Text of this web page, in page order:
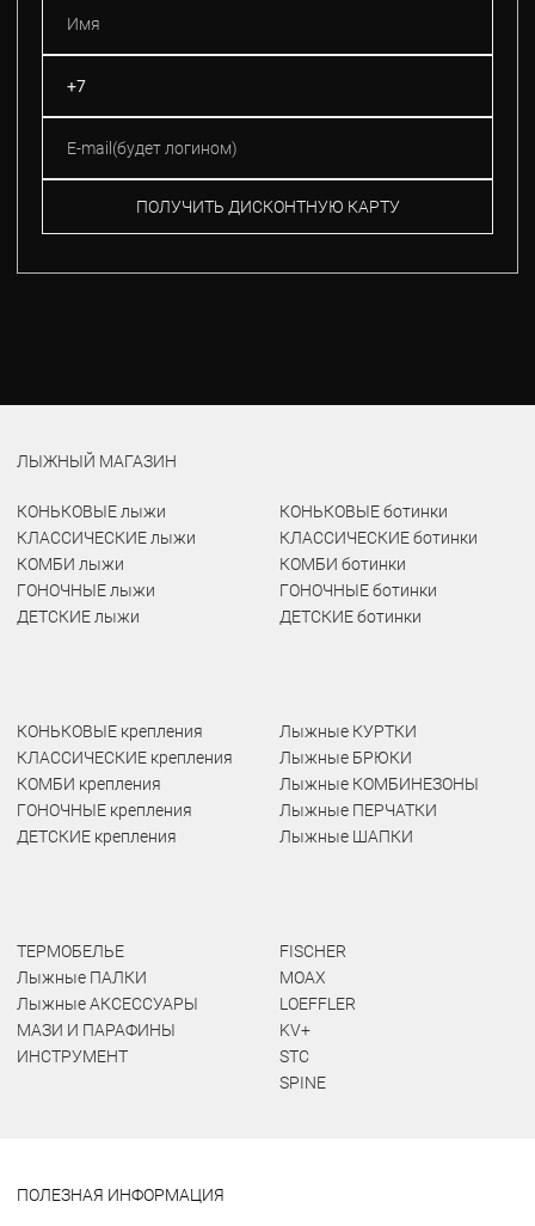
ПОЛУЧИТЬ ДИСКОНТНУЮ КАРТУ
ЛЫЖНЫЙ МАГАЗИН
КОНЬКОВЫЕ лыжи
КЛАССИЧЕСКИЕ лыжи
КОМБИ лыжи
ГОНОЧНЫЕ лыжи
ДЕТСКИЕ лыжи
КОНЬКОВЫЕ ботинки
КЛАССИЧЕСКИЕ ботинки
КОМБИ ботинки
ГОНОЧНЫЕ ботинки
ДЕТСКИЕ ботинки
КОНЬКОВЫЕ крепления
КЛАССИЧЕСКИЕ крепления
КОМБИ крепления
ГОНОЧНЫЕ крепления
ДЕТСКИЕ крепления
Лыжные КУРТКИ
Лыжные БРЮКИ
Лыжные КОМБИНЕЗОНЫ
Лыжные ПЕРЧАТКИ
Лыжные ШАПКИ
ТЕРМОБЕЛЬЕ
Лыжные ПАЛКИ
Лыжные АКСЕССУАРЫ
МАЗИ И ПАРАФИНЫ
ИНСТРУМЕНТ
FISCHER
MOAX
LOEFFLER
KV+
STC
SPINE
ПОЛЕЗНАЯ ИНФОРМАЦИЯ